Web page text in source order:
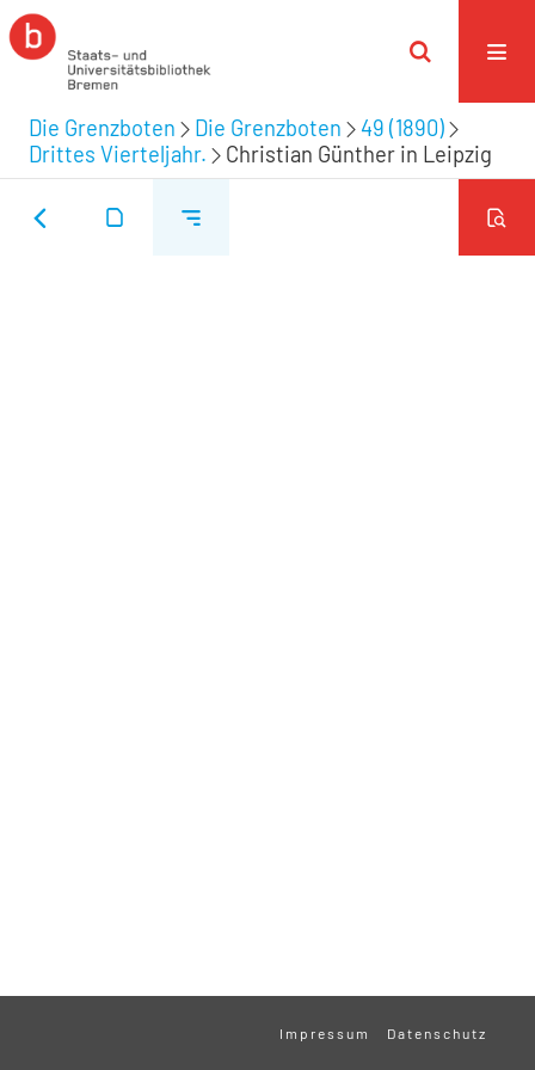
Die Grenzboten Die Grenzboten
49 (1890)
Drittes Vierteljahr.
Christian Günther in Leipzig
Impressum Datenschutz